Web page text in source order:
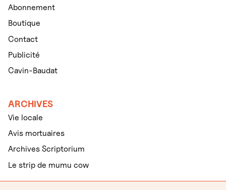
Abonnement
Boutique
Contact
Publicité
Cavin-Baudat
ARCHIVES
Vie locale
Avis mortuaires
Archives Scriptorium
Le strip de mumu cow